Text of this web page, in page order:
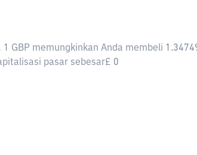
GBP memungkinkan Anda membeli
pasar sebesar£ 0